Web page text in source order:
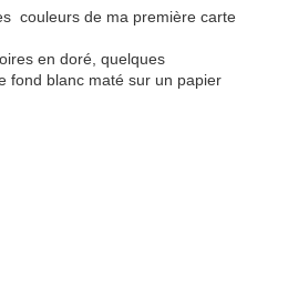
couleurs de ma première carte
en doré, quelques
fond blanc maté sur un papier